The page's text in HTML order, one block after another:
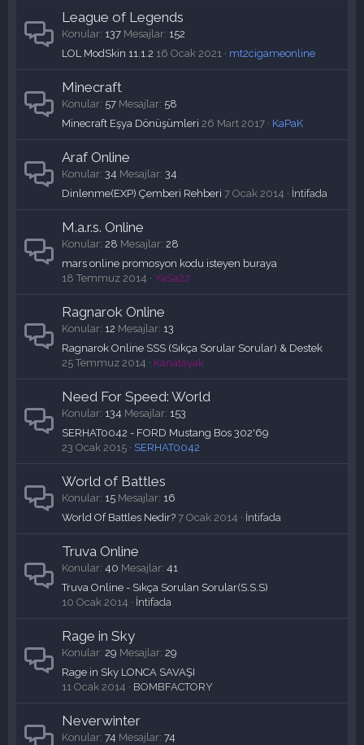
League of Legends
Konular 137 Mesajlar 152
LOL ModSkin 11.1.2 16 Ocak 2021 mt2cigameonline
Minecraft
Konular 57 Mesajlar 58
Minecraft Eşya Dönüşümleri 26 Mart 2017 KaPaK
Araf Online
Konular 34 Mesajlar 34
Dinlenme(EXP) Çemberi Rehberi 7 Ocak 2014 İntifada
M.a.r.s. Online
Konular 28 Mesajlar 28
mars online promosyon kodu isteyen buraya
18 Temmuz 2014
YaSa22
Ragnarok Online
Konular 12 Mesajlar 13
Ragnarok Online SSS (Sıkça Sorular Sorular) & Destek
25 Temmuz 2014
Kanatayak
Need For Speed: World
Konular 134 Mesajlar 153
SERHAT0042 - FORD Mustang Bos 302'69
23 Ocak 2015
SERHAT0042
World of Battles
Konular 15 Mesajlar 16
World Of Battles Nedir? 7 Ocak 2014 İntifada
Truva Online
Konular 40 Mesajlar 41
Truva Online - Sıkça Sorulan Sorular(S.S.S)
10 Ocak 2014
İntifada
Rage in Sky
Konular 29 Mesajlar 29
Rage in Sky LONCA SAVAŞI
11 Ocak 2014
BOMBFACTORY
Neverwinter
Konular 74 Mesajlar 74